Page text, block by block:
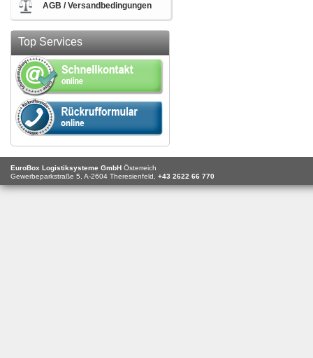
AGB / Versandbedingungen
Top Services
EuroBox Logistiksysteme GmbH Österreich
Gewerbeparkstraße 5, A-2604 Theresienfeld, +43 2622 66 770